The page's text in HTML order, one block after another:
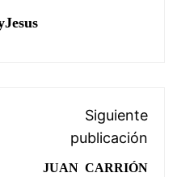
Siguiente
publicación
JUAN CARRIÓN